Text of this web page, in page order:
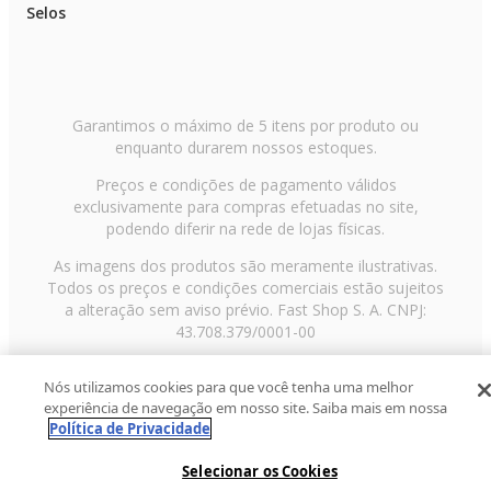
- Medidas do produto (Aproximadas): 106cm comp. 70cm larg. 63cm alt.
podendo sofrer alterações sem nenhum aviso prévio.
Garantia de 3 meses contra defeitos de fabricação de acordo com as
Selos
Garantimos o máximo de 5 itens por produto ou
enquanto durarem nossos estoques.
Preços e condições de pagamento válidos
exclusivamente para compras efetuadas no site,
podendo diferir na rede de lojas físicas.
As imagens dos produtos são meramente ilustrativas.
Todos os preços e condições comerciais estão sujeitos
a alteração sem aviso prévio. Fast Shop S. A. CNPJ:
43.708.379/0001-00
Paulo/SP, CEP 02029-001, Telefone: 11 3003-3728 ©
2013 Fast Shop - Todos os direitos reservadosRF
Nós utilizamos cookies para que você tenha uma melhor
experiência de navegação em nosso site. Saiba mais em nossa
Política de Privacidade
Selecionar os Cookies